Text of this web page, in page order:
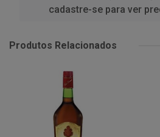
cadastre-se para ver
Produtos Relacionados